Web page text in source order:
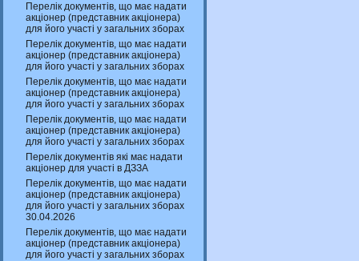
Перелік документів, що має надати
акціонер (представник акціонера)
для його участі у загальних зборах
Перелік документів, що має надати
акціонер (представник акціонера)
для його участі у загальних зборах
Перелік документів, що має надати
акціонер (представник акціонера)
для його участі у загальних зборах
Перелік документів, що має надати
акціонер (представник акціонера)
для його участі у загальних зборах
Перелік документів які має надати
акціонер для участі в ДЗЗА
Перелік документів, що має надати
акціонер (представник акціонера)
для його участі у загальних зборах
30.04.2026
Перелік документів, що має надати
акціонер (представник акціонера)
для його участі у загальних зборах